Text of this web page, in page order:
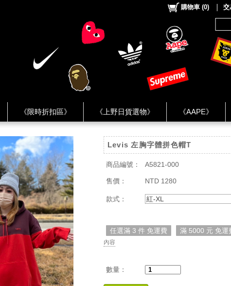
《限時折扣區》 《上野日貨選物》 《AAPE》
★ ★ Facebook ★ ★ Facebook Group ★
購物車 (0) 交
Levis 左胸字體拼色帽T
商品編號： A5821-000
售價： NTD 1280
款式： 紅-XL
任選滿 3 件 免運費 滿 5000 元 免運
內容
數量：